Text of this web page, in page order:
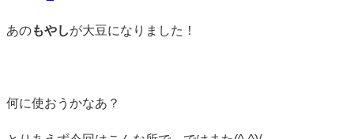
あのもやしが大豆になりました！
何に使おうかなあ？